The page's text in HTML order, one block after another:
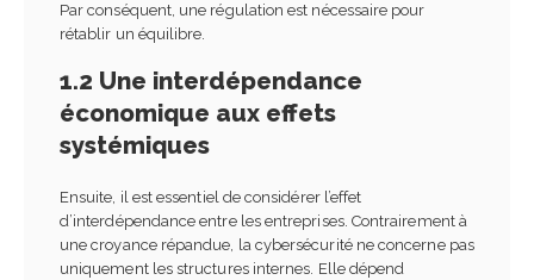
Par conséquent, une régulation est nécessaire pour
rétablir un équilibre.
1.2 Une interdépendance
économique aux effets
systémiques
Ensuite, il est essentiel de considérer l’effet
d’interdépendance entre les entreprises. Contrairement à
une croyance répandue, la cybersécurité ne concerne pas
uniquement les structures internes. Elle dépend